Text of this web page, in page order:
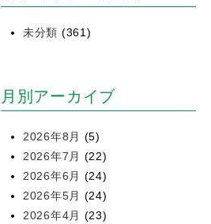
未分類 (361)
月別アーカイブ
2026年8月 (5)
2026年7月 (22)
2026年6月 (24)
2026年5月 (24)
2026年4月 (23)